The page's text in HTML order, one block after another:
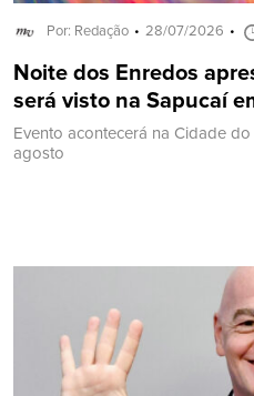
Por: Redação 28/07/2026
Noite dos Enredos
será visto na Sapucaí
Evento acontecerá na Cidade
agosto